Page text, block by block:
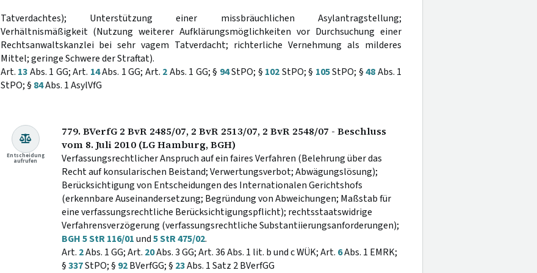
Tatverdachtes); Unterstützung einer missbräuchlichen Asylantragstellung;
Verhältnismäßigkeit (Nutzung weiterer Aufklärungsmöglichkeiten vor Durchsuchung einer
Rechtsanwaltskanzlei bei sehr vagem Tatverdacht; richterliche Vernehmung als milderes
Mittel; geringe Schwere der Straftat).
Art. 13Abs. 1 GG; Art. 14Abs. 1 GG; Art. 2Abs. 1 GG; § 94StPO; § 102StPO; § 105StPO; §48Abs. 1
StPO; § 84Abs. 1 AsylVfG
Entscheidung
aufrufen
779. BVerfG 2 BvR 2485/07, 2 BvR 2513/07, 2 BvR 2548/07 - Beschluss
vom 8. Juli 2010 (LG Hamburg, BGH)
Verfassungsrechtlicher Anspruch auf ein faires Verfahren (Belehrung über das
Recht auf konsularischen Beistand; Verwertungsverbot; Abwägungslösung);
Berücksichtigung von Entscheidungen des Internationalen Gerichtshofs
(erkennbare Auseinandersetzung; Begründung von Abweichungen; Maßstab für
eine verfassungsrechtliche Berücksichtigungspflicht); rechtsstaatswidrige
Verfahrensverzögerung (verfassungsrechtliche Substantiierungsanforderungen);
BGH 5 StR 116/01und5 StR 475/02.
Art. 2Abs. 1 GG; Art. 20Abs. 3 GG; Art. 36 Abs. 1 lit. b und c WÜK; Art. 6Abs. 1 EMRK;
§337StPO; § 92BVerfGG; § 23Abs. 1 Satz 2 BVerfGG